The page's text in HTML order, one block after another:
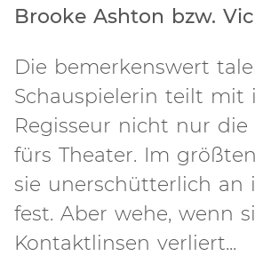
Brooke Ashton bzw.
Die bemerkenswert
Schauspielerin teilt mit
Regisseur nicht nur die
fürs Theater. Im
sie unerschütterlich an
fest. Aber wehe, wenn
Kontaktlinsen verliert...